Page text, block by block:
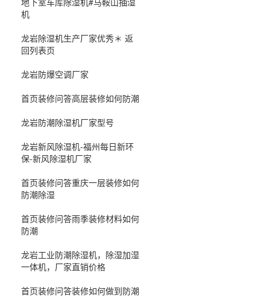
机
龙岩除湿机生产厂家优秀＊ 返
回列表页
龙岩防爆空调厂家
首页装修问答高层装修如何防潮
龙岩防潮除湿机厂家型号
龙岩新风除湿机-福州每日新环
保-新风除湿机厂家
首页装修问答重庆一层装修如何
防潮除湿
首页装修问答雨季装修材料如何
防潮
龙岩工业防潮除湿机，除湿加湿
一体机，厂家直销价格
首页装修问答装修如何做到防潮